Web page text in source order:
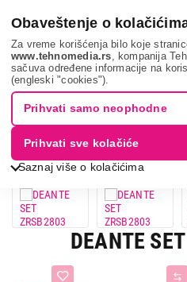
Obaveštenje o
Za vreme korišćenja bilo koje
www.tehnomedia.rs , kompanija
sačuva određene informacije na
(engleski "cookies").
Saznaj više o kolačićima
Prihvati samo neophodne
Prihvati sve kolačiće
Bela tehnika Sudopere i
Deante set zrsb...
DEANTE